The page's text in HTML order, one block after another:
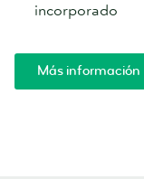
incorporado
Más información